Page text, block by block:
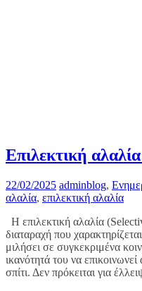
Επιλεκτική
22/02/2025 adminblog,
αλαλία, επιλεκτική αλαλία
Η επιλεκτική αλαλία
διαταραχή που
μιλήσει σε συγκεκριμένα
ικανότητά του να
σπίτι. Δεν πρόκειται για